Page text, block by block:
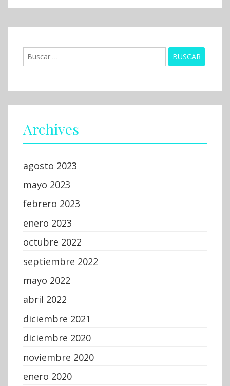
Archives
agosto 2023
mayo 2023
febrero 2023
enero 2023
octubre 2022
septiembre 2022
mayo 2022
abril 2022
diciembre 2021
diciembre 2020
noviembre 2020
enero 2020